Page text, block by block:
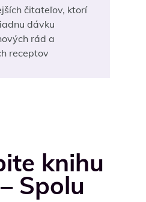
čitateľov, ktorí
dávku
rád a
receptov
knihu
Spolu